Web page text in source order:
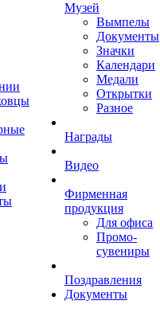
Музей
Вымпелы
Документы
Значки
Календари
Медали
Открытки
Разное
Награды
Видео
Фирменная
продукция
Для офиса
Промо-
сувениры
Поздравления
Документы